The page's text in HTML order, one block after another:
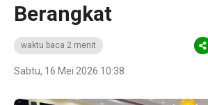
Berangkat
waktu baca 2 menit
Sabtu, 16 Mei 2026 10:38